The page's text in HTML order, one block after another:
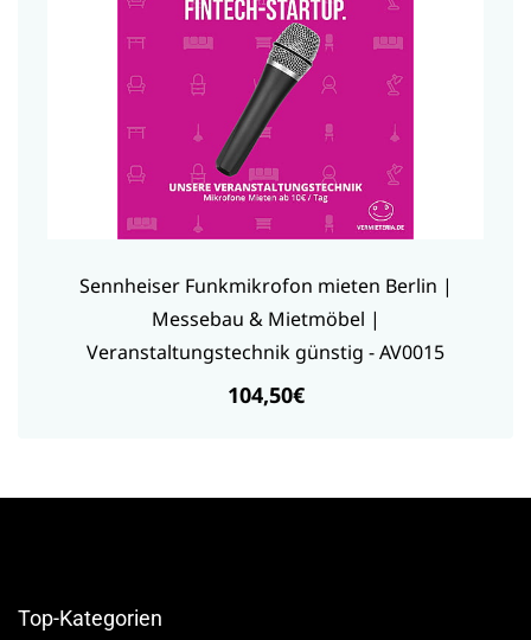
Sennheiser Funkmikrofon mieten Berlin |
Messebau & Mietmöbel |
Veranstaltungstechnik günstig - AV0015
104,50€
Top-Kategorien